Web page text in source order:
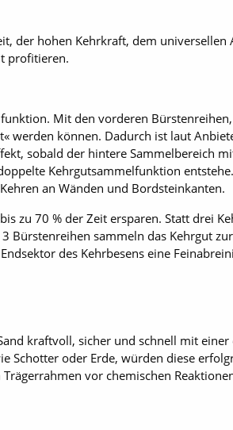
der hohen Kehrkraft, dem universellen
profitieren.
Mit den vorderen
werden können. Dadurch ist laut
sobald der hintere Sammelbereich
Kehrgutsammelfunktion
an Wänden und Bordsteinkanten.
zu 70 % der Zeit ersparen. Statt drei
Bürstenreihen sammeln das Kehrgut
des Kehrbesens eine
kraftvoll, sicher und schnell mit einer
Schotter oder Erde, würden diese
vor chemischen